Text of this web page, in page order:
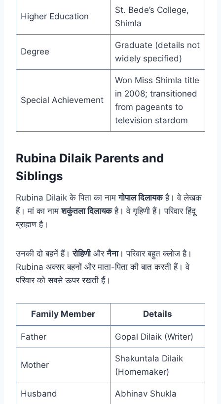
Higher Education
St. Bede’s College,
Shimla
Degree
Graduate (details not
widely specified)
Special Achievement
Won Miss Shimla title
in 2008; transitioned
from pageants to
television stardom
Rubina Dilaik Parents and
Siblings
Rubina Dilaik के पिता का नामगोपाल दिलायकहै। वे लेखक
हैं। मां का नामशकुंतला दिलायकहै। वे गृहिणी हैं। परिवार हिंदू
ब्राह्मण है।
उनकी दो बहनें हैं।रोहिणीऔरनैना। परिवार बहुत क्लोज है।
Rubina अक्सर बहनों और माता-पिता की बात करती हैं। वे
परिवार को सबसे ऊपर रखती हैं।
Family Member Details
Father Gopal Dilaik (Writer)
Mother
Shakuntala Dilaik
(Homemaker)
Husband Abhinav Shukla